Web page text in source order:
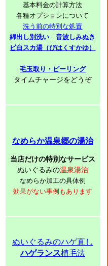
基本料金の計算方法
各種オプションについて
洗う前の特別な処置
綿出し別洗い
音波しみぬき
ビ白スカ湯（びはくすかゆ）
毛玉取り・ピーリング
タイムチャージをどうぞ
なめらか温泉郷の湯治
当店だけの特別なサービス
ぬいぐるみの温泉湯治
なめらか加工の具体例
効果がない事例もあります
ぬいぐるみのハゲ直し
ハゲランス植毛法